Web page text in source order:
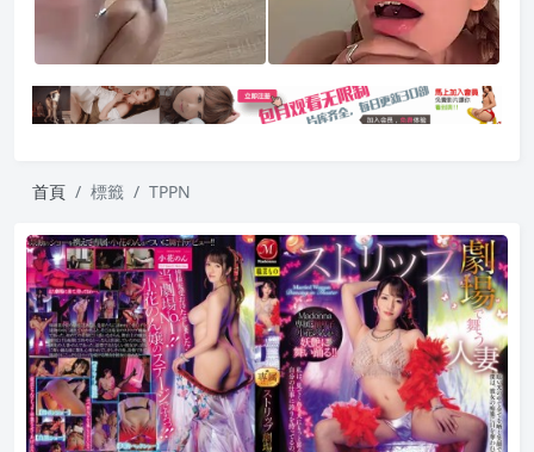
首頁 標籤 TPPN